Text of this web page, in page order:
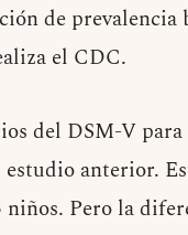
de prevalencia
el CDC.
del DSM-V para
anterior.
Pero la